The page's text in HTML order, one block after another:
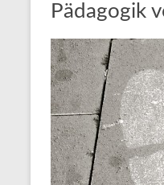
Pädagogik